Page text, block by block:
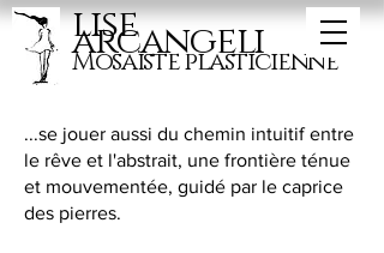
lise
arcangeli
Mosaïste plasticienne
...se jouer aussi du chemin intuitif entre
le rêve et l'abstrait, une frontière ténue
et mouvementée, guidé par le caprice
des pierres.